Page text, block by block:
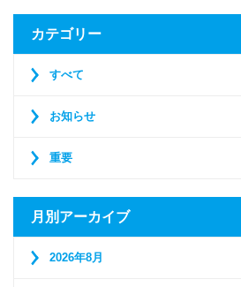
カテゴリー
すべて
お知らせ
重要
月別アーカイブ
2026年8月